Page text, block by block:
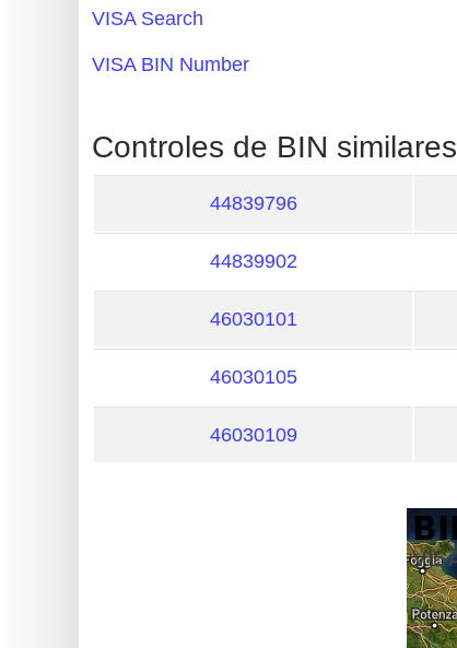
is
IP
?
IP
IP
VISA Search
VISA BIN Number
Controles de BIN similares
44839796
44839902
46030101
46030105
46030109